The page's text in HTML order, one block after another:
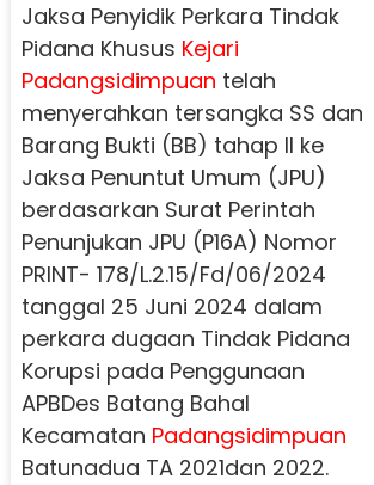
Jaksa Penyidik Perkara Tindak
Pidana Khusus Kejari
Padangsidimpuan telah
menyerahkan tersangka SS dan
Barang Bukti (BB) tahap II ke
Jaksa Penuntut Umum (JPU)
berdasarkan Surat Perintah
Penunjukan JPU (P16A) Nomor
PRINT- 178/L.2.15/Fd/06/2024
tanggal 25 Juni 2024 dalam
perkara dugaan Tindak Pidana
Korupsi pada Penggunaan
APBDes Batang Bahal
Kecamatan Padangsidimpuan
Batunadua TA 2021dan 2022.